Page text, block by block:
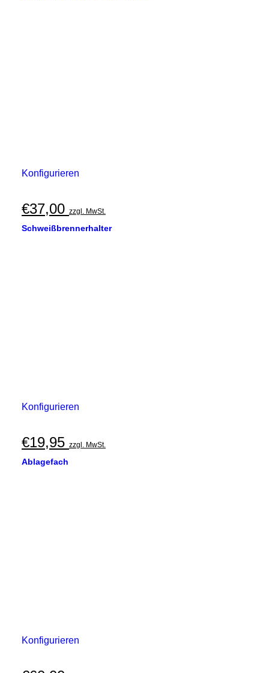
Konfigurieren
€37,00 zzgl. MwSt.
Schweißbrennerhalter
Konfigurieren
€19,95 zzgl. MwSt.
Ablagefach
Konfigurieren